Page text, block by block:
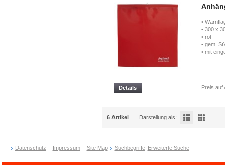
•
• 300 x
• rot
• gem.
• mit
Preis auf
Details
6 Artikel Darstellung als:
Datenschutz Impressum Site Map Suchbegriffe Erweiterte Suche